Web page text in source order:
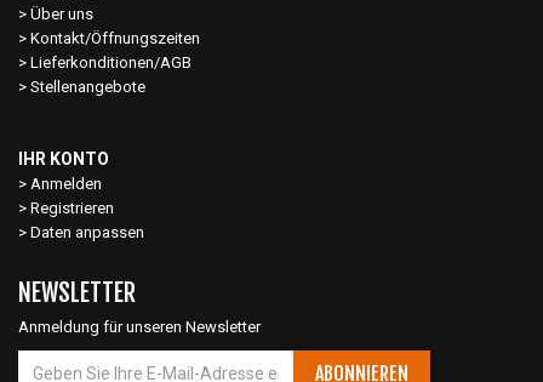
Über uns
Kontakt/Öffnungszeiten
Lieferkonditionen/AGB
Stellenangebote
IHR KONTO
Anmelden
Registrieren
Daten anpassen
NEWSLETTER
Anmeldung für unseren Newsletter
ABONNIEREN